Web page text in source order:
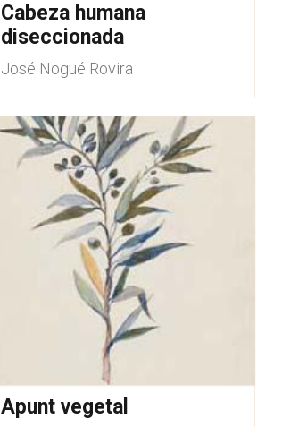
Cabeza humana
diseccionada
José Nogué Rovira
Apunt vegetal